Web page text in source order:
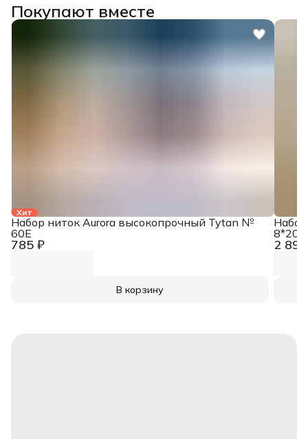
Покупают вместе
Хит
785 ₽
Набор ниток Aurora высокопрочный Tytan №
60E
В корзину
2